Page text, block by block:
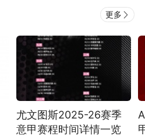
更多
尤文图斯2025-26赛季
意甲赛程时间详情一览